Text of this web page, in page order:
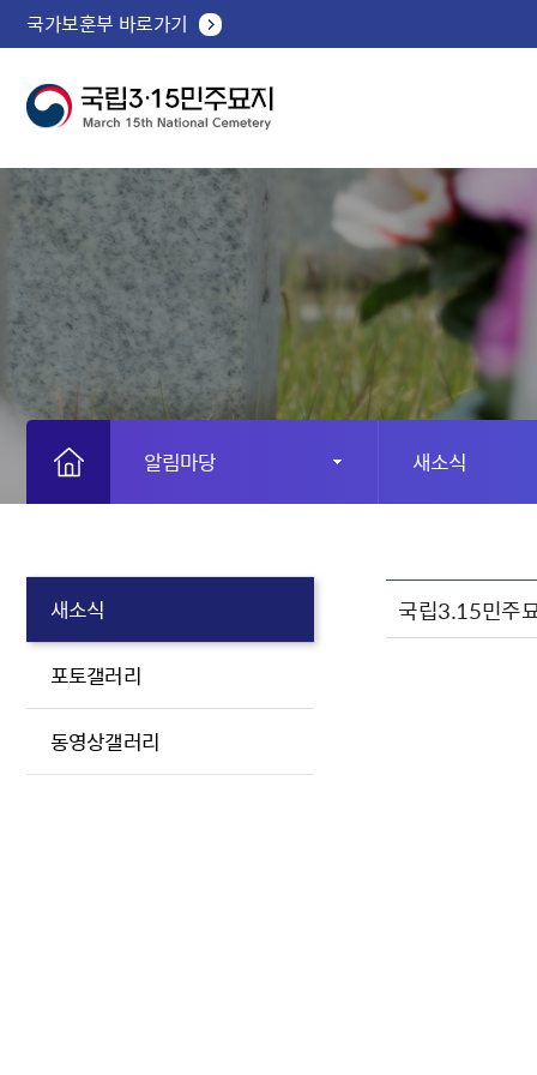
국가보훈부 바로가기
알림마당 새소식
새소식
포토갤러리
동영상갤러리
국립3.15민주